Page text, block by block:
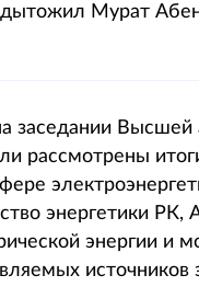
Мурат
заседании Высшей
рассмотрены
энергетики РК,
энергии и
источников